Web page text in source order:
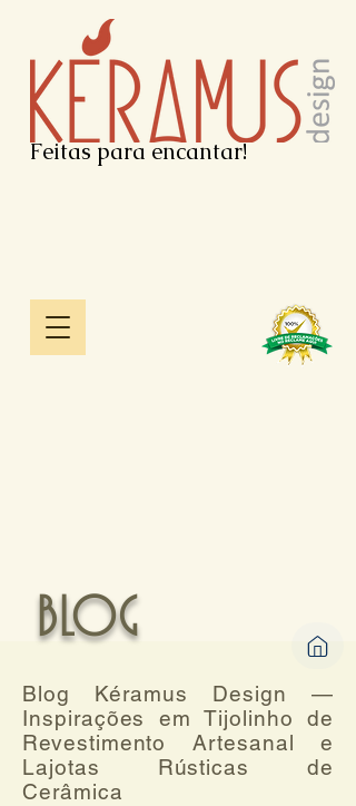
Feitas para encantar!
BLOG
Blog Kéramus Design —
Inspirações em Tijolinho de
Revestimento Artesanal e
Lajotas Rústicas de
Cerâmica